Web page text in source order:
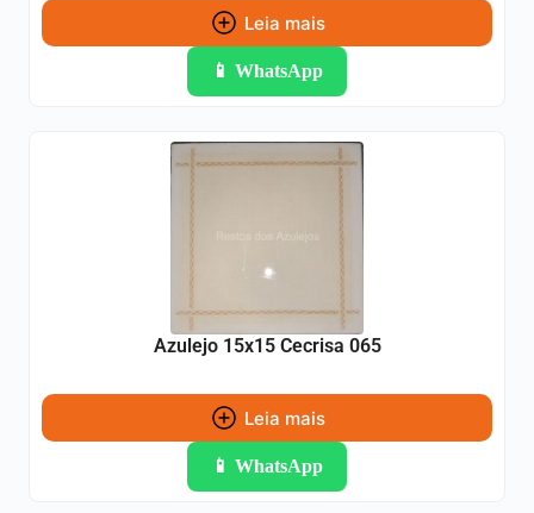
Leia mais
📱 WhatsApp
Azulejo 15x15 Cecrisa 065
Leia mais
📱 WhatsApp